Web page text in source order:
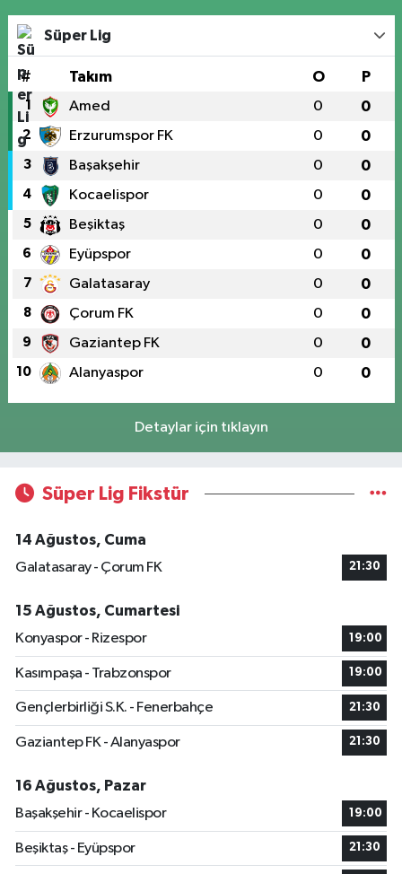
Süper Lig
# Takım O P
1 Amed 0 0
2 Erzurumspor FK 0 0
3 Başakşehir 0 0
4 Kocaelispor 0 0
5 Beşiktaş 0 0
6 Eyüpspor 0 0
7 Galatasaray 0 0
8 Çorum FK 0 0
9 Gaziantep FK 0 0
10 Alanyaspor 0 0
Detaylar için tıklayın
Süper Lig Fikstür
14 Ağustos, Cuma
Galatasaray - Çorum FK
21:30
15 Ağustos, Cumartesi
Konyaspor - Rizespor
19:00
Kasımpaşa - Trabzonspor 19:00
Gençlerbirliği S.K. - Fenerbahçe 21:30
Gaziantep FK - Alanyaspor 21:30
16 Ağustos, Pazar
Başakşehir - Kocaelispor
19:00
Beşiktaş - Eyüpspor 21:30